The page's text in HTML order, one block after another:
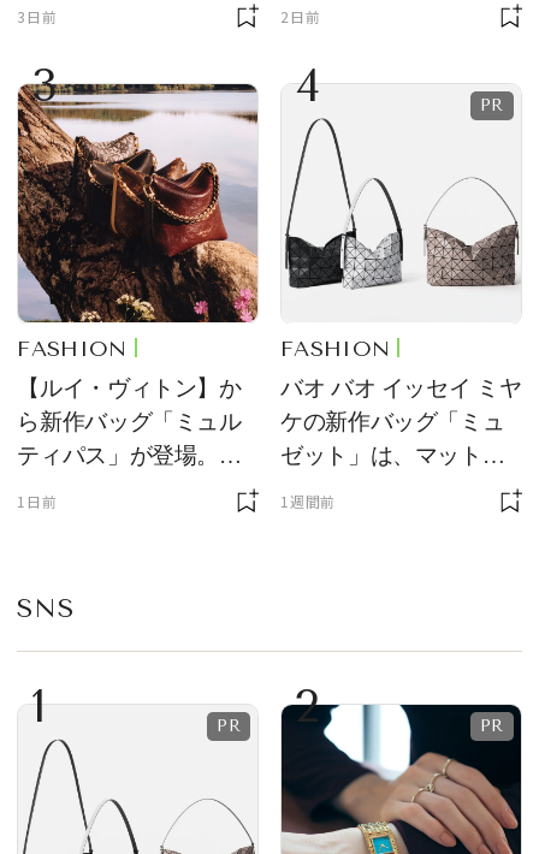
3日前 2日前
3
FASHION
【ルイ・ヴィトン】か
ら新作バッグ「ミュル
ティパス」が登場。ミ
ニサイズもラインナッ
1日前
4
FASHION
バオ バオ イッセイ ミヤ
ケの新作バッグ「ミュ
ゼット」は、マットな
1週間前
SNS
1 2